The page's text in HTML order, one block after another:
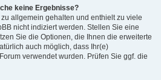
keine Ergebnisse?
allgemein gehalten und enthielt zu viele
nicht indiziert werden. Stellen Sie eine
Sie die Optionen, die Ihnen die erweiterte
auch möglich, dass Ihr(e)
verwendet wurden. Prüfen Sie ggf. die